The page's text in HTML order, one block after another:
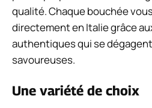
qualité. Chaque bouchée
directement en Italie grâce
authentiques qui se
savoureuses.
Une variété de choix